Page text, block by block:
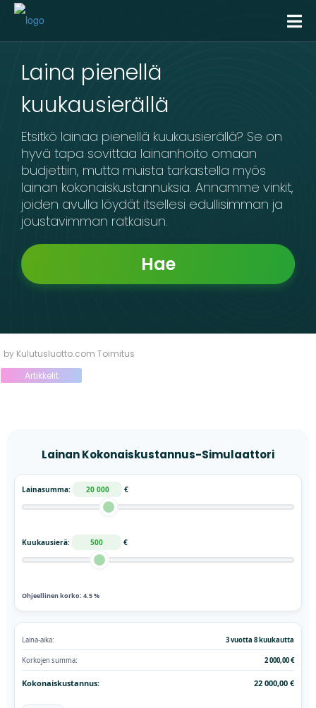
Kulutusluotto
Hae Lainaa
Tietoa Meistä
Laina pienellä
kuukausierällä
Etsitkö lainaa pienellä kuukausierällä? Se on
hyvä tapa sovittaa lainanhoito omaan
budjettiin, mutta muista tarkastella myös
lainan kokonaiskustannuksia. Annamme vinkit,
joiden avulla löydät itsellesi edullisimman ja
joustavimman ratkaisun.
Hae
by Kulutusluotto.com Toimitus
Artikkelit
Lainan Kokonaiskustannus-Simulaattori
Lainasumma: 20 000 €
Kuukausierä: 500 €
Ohjeellinen korko: 4.5%
Laina-aika: 3 vuotta 8 kuukautta
Korkojen summa: 2 000,00 €
Kokonaiskustannus: 22 000,00 €